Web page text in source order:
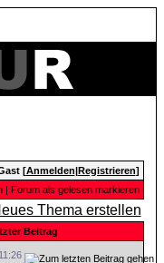
[Anmelden|Registrieren]
| Forum als gelesen markieren
Beitrag
11:26